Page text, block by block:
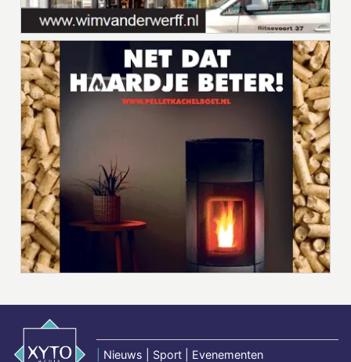
Nieuws | Sport | Evenementen